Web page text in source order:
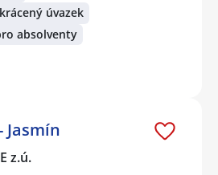
úvazek
absolventy
Jasmín
z.ú.